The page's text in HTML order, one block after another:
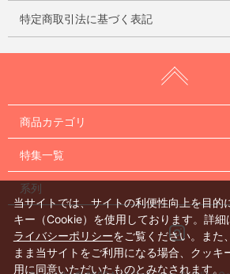
特定商取引法に基づく表記
商品カテゴリ
特集一覧
系列
当サイトでは、サイトの利便性向上を目的
キー（Cookie）を使用しております。詳細
ライバシーポリシーをご覧ください。また
まま当サイトをご利用になる場合、クッキ
用に同意いただいたものとみなされます。